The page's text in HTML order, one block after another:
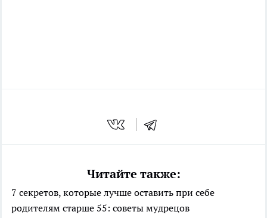
Читайте также:
7 секретов, которые лучше оставить при себе
родителям старше 55: советы мудрецов